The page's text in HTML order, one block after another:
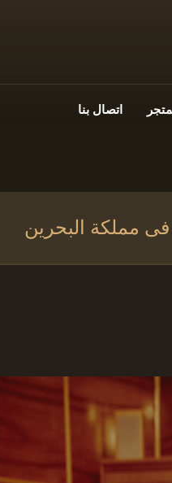
اتصال بنا
مملكة البحرين